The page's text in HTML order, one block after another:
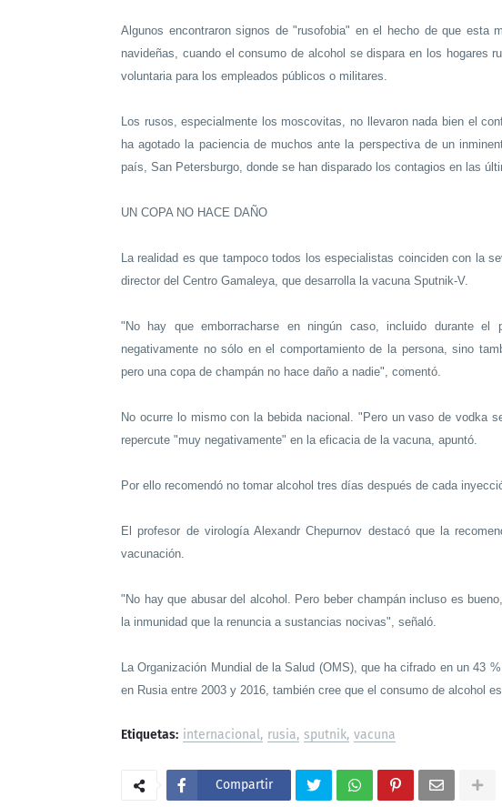
Algunos encontraron signos de "rusofobia" en el hecho de que esta
navideñas, cuando el consumo de alcohol se dispara en los hogares
voluntaria para los empleados públicos o militares.
Los rusos, especialmente los moscovitas, no llevaron nada bien el
ha agotado la paciencia de muchos ante la perspectiva de un
país, San Petersburgo, donde se han disparado los contagios en las
UN COPA NO HACE DAÑO
La realidad es que tampoco todos los especialistas coinciden con la
director del Centro Gamaleya, que desarrolla la vacuna Sputnik-V.
"No hay que emborracharse en ningún caso, incluido durante
negativamente no sólo en el comportamiento de la persona, sino
pero una copa de champán no hace daño a nadie", comentó.
No ocurre lo mismo con la bebida nacional. "Pero un vaso de vodka
repercute "muy negativamente" en la eficacia de la vacuna, apuntó.
Por ello recomendó no tomar alcohol tres días después de cada
El profesor de virología Alexandr Chepurnov destacó que la
vacunación.
"No hay que abusar del alcohol. Pero beber champán incluso es
la inmunidad que la renuncia a sustancias nocivas", señaló.
La Organización Mundial de la Salud (OMS), que ha cifrado en un 43
en Rusia entre 2003 y 2016, también cree que el consumo de alcohol
Etiquetas: internacional rusia sputnik vacuna
Compartir